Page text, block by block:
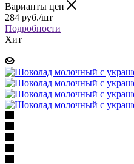
Варианты цен
284 руб./шт
Подробности
Хит